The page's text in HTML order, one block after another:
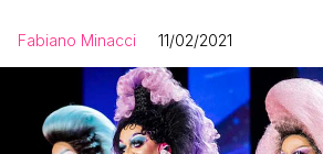
Fabiano Minacci 11/02/2021